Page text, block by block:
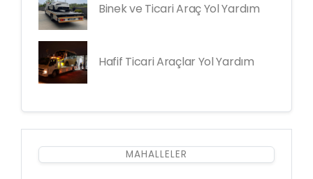
Binek ve Ticari Araç Yol Yardım
Hafif Ticari Araçlar Yol Yardım
MAHALLELER